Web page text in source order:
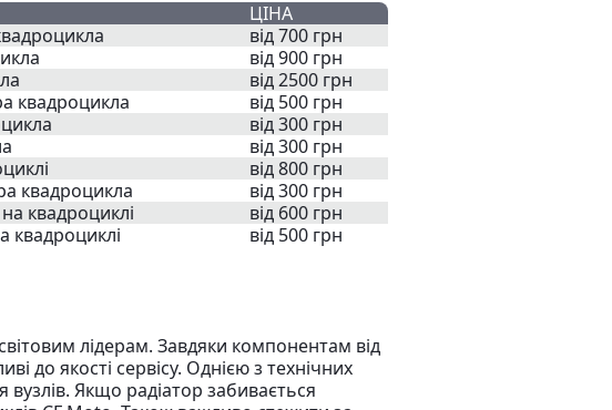
ЦІНА
від 700 грн
від 900 грн
від 2500 грн
квадроцикла
від 500 грн
від 300 грн
від 300 грн
від 800 грн
квадроцикла
від 300 грн
квадроциклі
від 600 грн
квадроциклі
від 500 грн
лідерам. Завдяки компонентам від
до якості сервісу. Однією з технічних
Якщо радіатор забивається